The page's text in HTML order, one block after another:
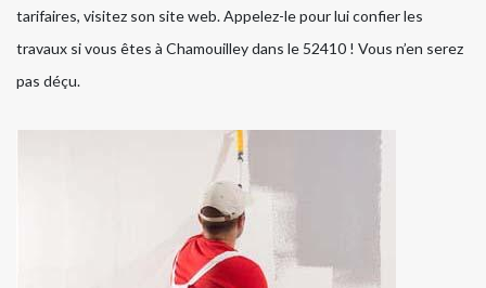
tarifaires, visitez son site web. Appelez-le pour lui confier les
travaux si vous êtes à Chamouilley dans le 52410 ! Vous n’en serez
pas déçu.